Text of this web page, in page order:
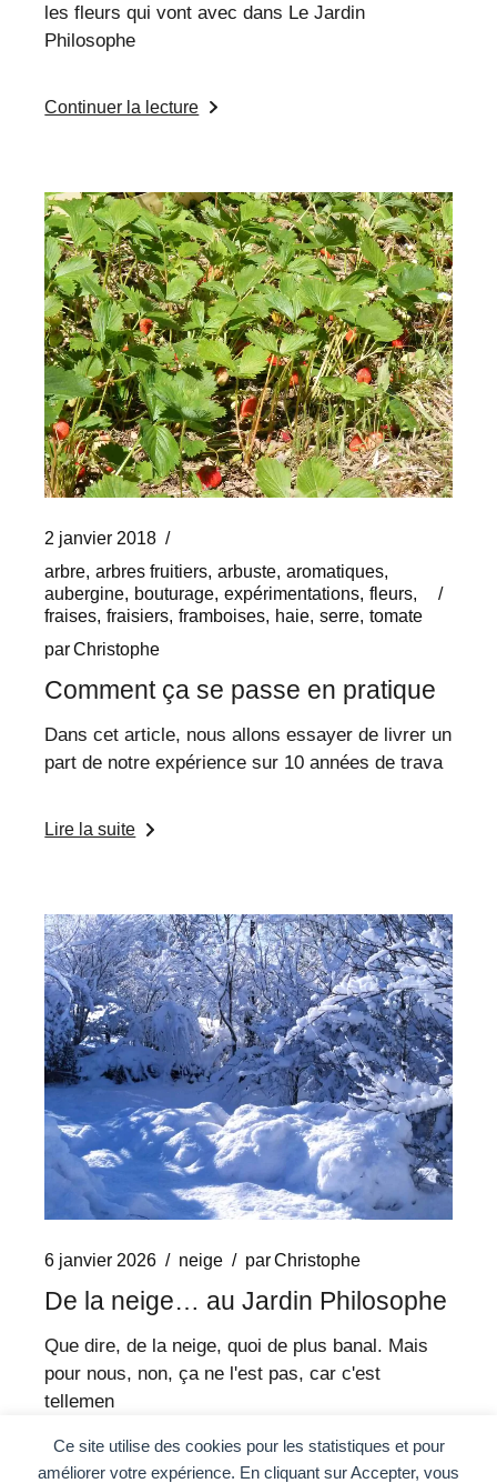
Ce site utilise des cookies pour les statistiques et pour
améliorer votre expérience. En cliquant sur Accepter, vous
les fleurs qui vont avec dans Le Jardin
Philosophe
Continuer la lecture
2 janvier 2018
arbre arbres fruitiers arbuste aromatiques
aubergine
bouturage expérimentations fleurs
fraises fraisiers framboises haie serre tomate
parChristophe
Comment ça se passe en pratique
Dans cet article, nous allons essayer de livrer un
part de notre expérience sur 10 années de trava
Lire la suite
6 janvier 2026 neige parChristophe
De la neige… au Jardin Philosophe
Que dire, de la neige, quoi de plus banal. Mais
pour nous, non, ça ne l'est pas, car c'est
tellemen
Continuer la lecture